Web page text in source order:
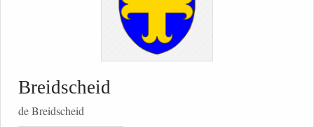
Breidscheid
de Breidscheid